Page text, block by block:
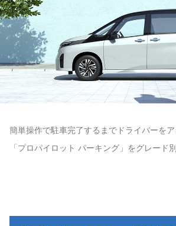
簡単操作で駐⾞完了するまでドライバーを
「プロパイロット パーキング」をグレード